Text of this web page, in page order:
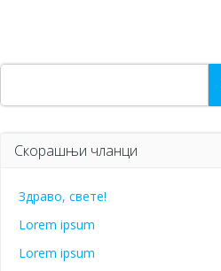
Search
Скорашњи чланци
Здраво, свете!
Lorem ipsum
Lorem ipsum